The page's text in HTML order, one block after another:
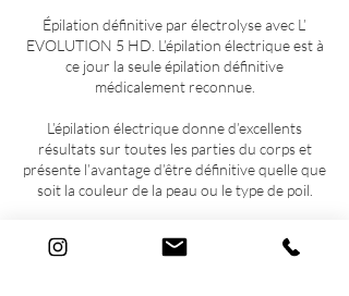
Épilation définitive par électrolyse avec L’
EVOLUTION 5 HD. L’épilation électrique est à
ce jour la seule épilation définitive
médicalement reconnue.
L’épilation électrique donne d’excellents
résultats sur toutes les parties du corps et
présente l’avantage d’être définitive quelle que
soit la couleur de la peau ou le type de poil.